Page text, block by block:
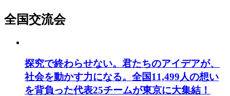
全国交流会
探究で終わらせない。君たちのアイデアが、
社会を動かす力になる。全国11,499人の想い
を背負った代表25チームが東京に大集結！